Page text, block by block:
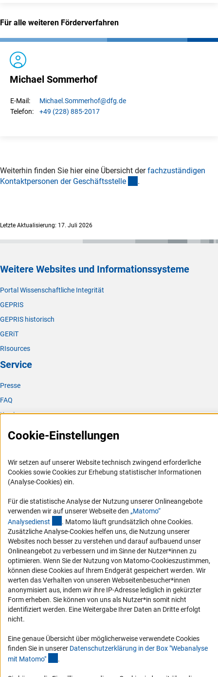
Für alle weiteren Förderverfahren
Michael Sommerhof
E-Mail: Michael.Sommerhof@dfg.de
Telefon:
+49 (228) 885-2017
Weiterhin finden Sie hier eine Übersicht derfachzuständigen
Kontaktpersonen der Geschäftsstelle .
Letzte Aktualisierung: 17. Juli 2026
Weitere Websites und Informationssysteme
Portal Wissenschaftliche Integrität
GEPRIS
GEPRIS historisch
GERiT
RIsources
Service
Presse
FAQ
Karriere
Logo und Corporate Design
Compliance
Vergabeverfahren
Barrierefreiheit
Service und Informationen für Menschen mit Behinderungen
Erklärung zur Barrierefreiheit
Barriere melden
DFG-aktuell
Erhalten Sie Neuigkeiten aus der DFG direkt in Ihr Mailpostfach oder
schauen Sie sich die Ausgaben online an.
Zum Newsletter
Cookie-Einstellungen
Wir setzen auf unserer Website technisch zwingend erforderliche
Cookies sowie Cookies zur Erhebung statistischer Informationen
(Analyse-Cookies) ein.
Für die statistische Analyse der Nutzung unserer Onlineangebote
verwenden wir auf unserer Webseite den „Matomo“
Analysedienst (externer Link)
. Matomo läuft grundsätzlich ohne Cookies.
Zusätzliche Analyse-Cookies helfen uns, die Nutzung unserer
Websites noch besser zu verstehen und darauf aufbauend unser
Onlineangebot zu verbessern und im Sinne der Nutzer*innen zu
optimieren. Wenn Sie der Nutzung von Matomo-Cookieszustimmen,
können diese Cookies auf Ihrem Endgerät gespeichert werden. Wir
werten das Verhalten von unseren Webseitenbesucher*innen
anonymisiert aus, indem wir ihre IP-Adresse lediglich in gekürzter
Form erheben. Sie können von uns als Nutzer*in somit nicht
identifiziert werden. Eine Weitergabe Ihrer Daten an Dritte erfolgt
nicht.
Eine genaue Übersicht über möglicherweise verwendete Cookies
finden Sie in unserer Datenschutzerklärung in der Box "Webanalyse
mit Matomo" .